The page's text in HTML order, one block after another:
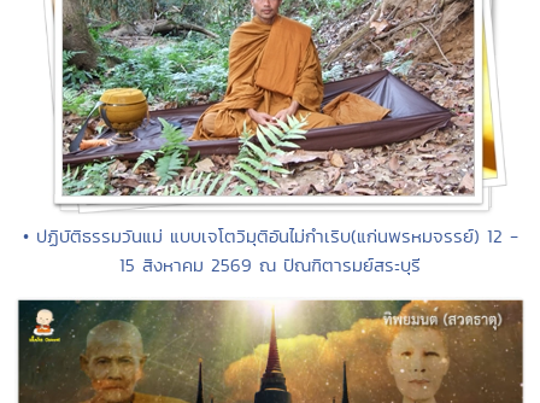
• ปฏิบัติธรรมวันแม่ แบบเจโตวิมุติอันไม่กำเริบ(แก่นพรหมจรรย์) 12 -
15 สิงหาคม 2569 ณ ปัณฑิตารมย์สระบุรี